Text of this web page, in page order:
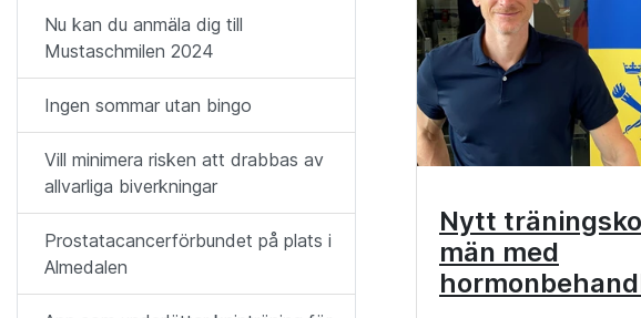
Nu kan du anmäla dig till
Mustaschmilen 2024
Ingen sommar utan bingo
Vill minimera risken att drabbas av
allvarliga biverkningar
Prostatacancerförbundet på plats i
Almedalen
Nytt
män med